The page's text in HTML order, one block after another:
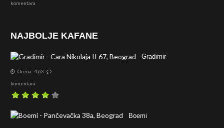
komentara
NAJBOLJE KAFANE
Gradimir
Ocena: 4.63
komentara
Boemi